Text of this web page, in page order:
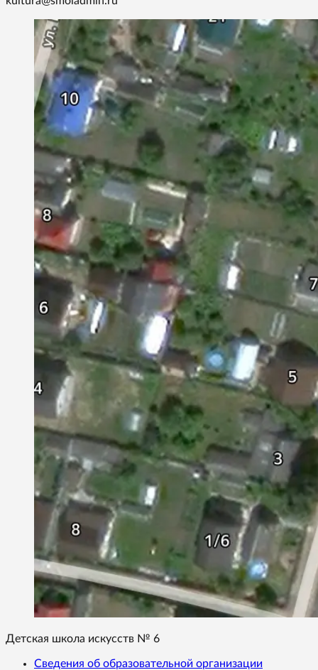
Детская школа искусств № 6
Сведения об образовательной организации